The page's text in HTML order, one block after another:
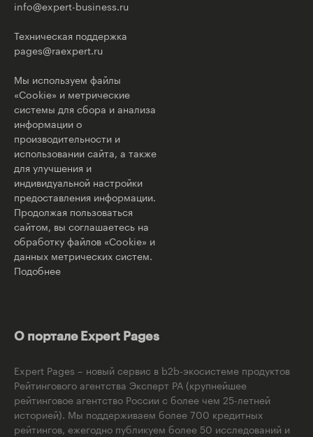
info@expert-business.ru
Техническая поддержка
pages@raexpert.ru
Мы используем файлы
«Cookie» и метрические
системы для сбора и анализа
информации о
производительности и
использовании сайта, а также
для улучшения и
индивидуальной настройки
предоставления информации.
Продолжая пользоваться
сайтом, вы соглашаетесь на
обработку файлов «Cookie» и
данных метрических систем.
Подобнее
О портале Expert Pages
Expert Pages – новый сервис в b2b-экосистеме продуктов
Рейтингового агентства Эксперт РА (крупнейшее
рейтинговое агентство России с более чем 25-летней
историей). Мы поддерживаем более 700 кредитных
рейтингов, ежегодно публикуем более 50 исследований и